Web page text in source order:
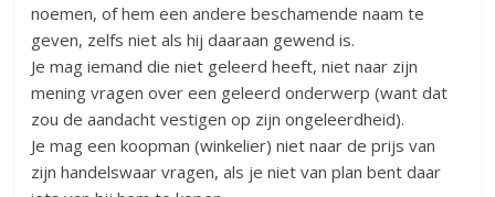
noemen, of hem een andere beschamende naam te
geven, zelfs niet als hij daaraan gewend is.
Je mag iemand die niet geleerd heeft, niet naar zijn
mening vragen over een geleerd onderwerp (want dat
zou de aandacht vestigen op zijn ongeleerdheid).
Je mag een koopman (winkelier) niet naar de prijs van
zijn handelswaar vragen, als je niet van plan bent daar